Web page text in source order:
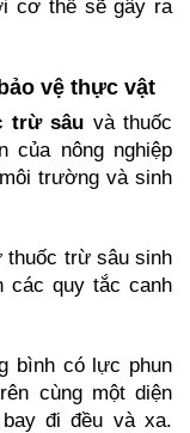
cơ thể sẽ gây ra
vệ thực vật
trừ sâu và thuốc
của nông nghiệp
trường và sinh
thuốc trừ sâu sinh
các quy tắc canh
bình có lực phun
cùng một diện
đi đều và xa.